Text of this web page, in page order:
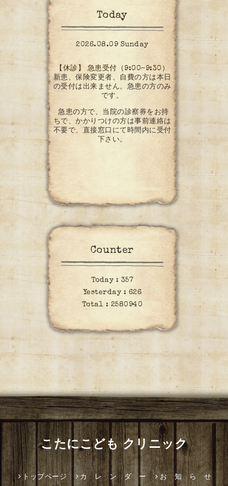
Today
2026.08.09 Sunday
【休診】 急患受付（9:00~9:30）
新患、保険変更者、自費の方は本日
の受付は出来ません。急患の方のみ
です。
急患の方で、当院の診察券をお持
ちで、かかりつけの方は事前連絡は
不要で、直接窓口にて時間内に受付
下さい。
Counter
Today : 357
Yesterday : 626
Total : 2580940
こたにこども クリニック
トップページ カ レ ン ダ ー お 知 ら せ